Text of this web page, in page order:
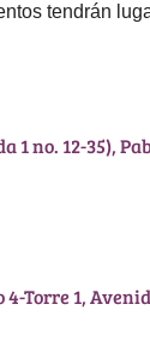
tendrán
1 no. 12-35),
1,